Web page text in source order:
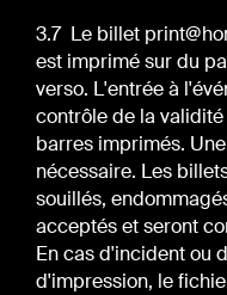
3.7 Le billet
est imprimé sur du
verso. L'entrée à
contrôle de la
barres imprimés.
nécessaire. Les
souillés,
acceptés et seront
En cas d'incident ou
d'impression, le